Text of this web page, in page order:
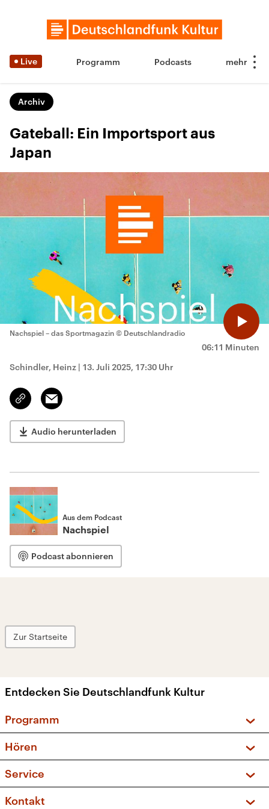
Live Programm Podcasts
Archiv
Gateball: Ein Importsport aus
Japan
06:11 Minuten
Nachspiel – das Sportmagazin © Deutschlandradio
Schindler, Heinz | 13. Juli 2025, 17:30 Uhr
Link
kopieren/teilen
Email
Audio herunterladen
Aus dem Podcast
Nachspiel
Podcast abonnieren
Zur Startseite
Entdecken Sie Deutschlandfunk Kultur
Programm
Sendungen und Podcasts
Musikliste
Kakadu – Das Kinderprogramm
Hören
Frequenzen (UKW + DAB+)
Service
FAQ
Kontakt